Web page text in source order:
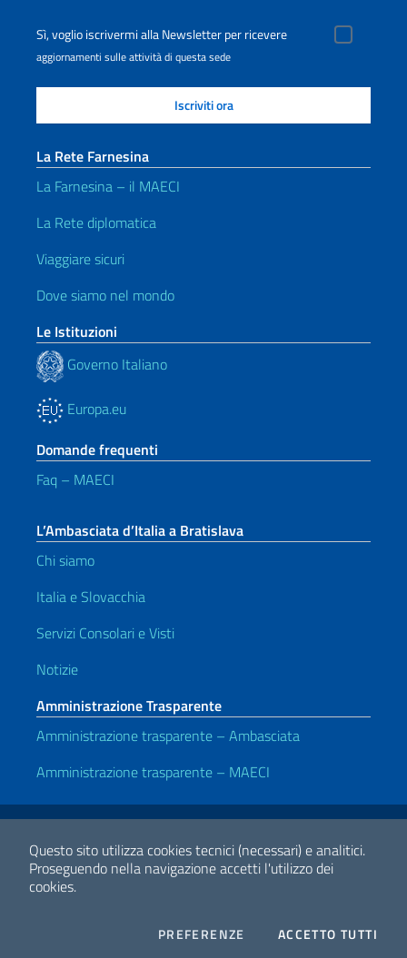
Questo sito utilizza cookies tecnici (necessari) e analitici.
Proseguendo nella navigazione accetti l'utilizzo dei
cookies.
PREFERENZE COOKIESACCETTO TUTTI
Sì, voglio iscrivermi alla Newsletter per ricevere
aggiornamenti sulle attività di questa sede
La Rete Farnesina
La Farnesina – il MAECI
La Rete diplomatica
Viaggiare sicuri
Dove siamo nel mondo
Le Istituzioni
Governo Italiano
Europa.eu
Domande frequenti
Faq – MAECI
L’Ambasciata d’Italia a Bratislava
Chi siamo
Italia e Slovacchia
Servizi Consolari e Visti
Notizie
Amministrazione Trasparente
Amministrazione trasparente – Ambasciata
Amministrazione trasparente – MAECI
Link Utili